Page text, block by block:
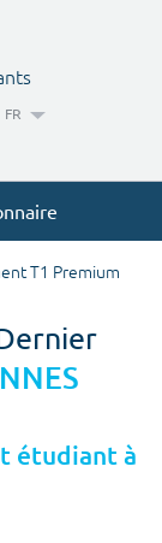
FR
T1 Premium
étudiant à